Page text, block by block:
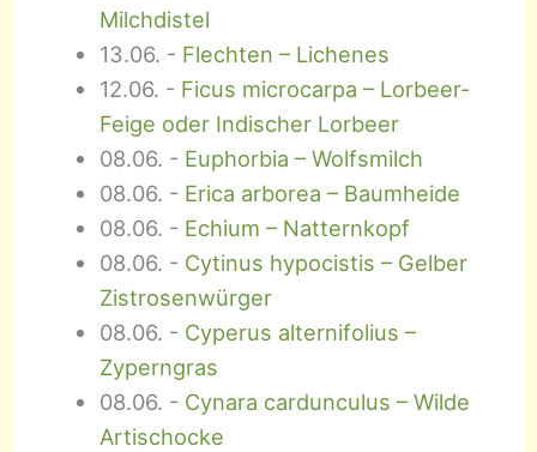
Milchdistel
13.06. - Flechten – Lichenes
12.06. - Ficus microcarpa – Lorbeer-
Feige oder Indischer Lorbeer
08.06. - Euphorbia – Wolfsmilch
08.06. - Erica arborea – Baumheide
08.06. - Echium – Natternkopf
08.06. - Cytinus hypocistis – Gelber
Zistrosenwürger
08.06. - Cyperus alternifolius –
Zyperngras
08.06. - Cynara cardunculus – Wilde
Artischocke